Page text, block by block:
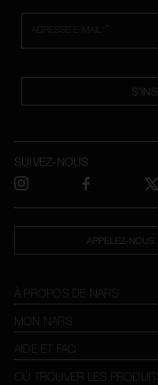
*
ADRESSE E-MAIL*
APPELEZ-
À PROPOS DE NARS
MON NARS
AIDE ET FAQ
OÙ TROUVER LES
SUIVEZ-NOUS